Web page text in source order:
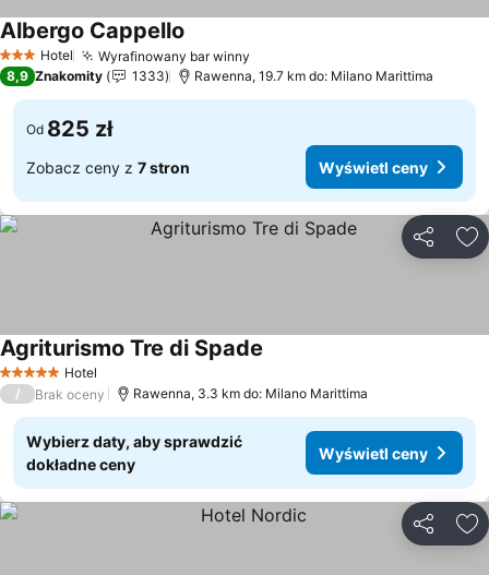
3 Kategoria
Hotel Wyrafinowany bar winny
Albergo Cappello
8,9 Znakomity 1333 Rawenna, 19.7 km do: Milano Marittima
Od 825 zł
Zobacz ceny z 7 stron Wyświetl ceny
5 KategoriaHotel
Agriturismo Tre di Spade
/ Brak oceny Rawenna, 3.3 km do: Milano Marittima
Wybierz daty, aby sprawdzić
dokładne ceny
Wyświetl ceny